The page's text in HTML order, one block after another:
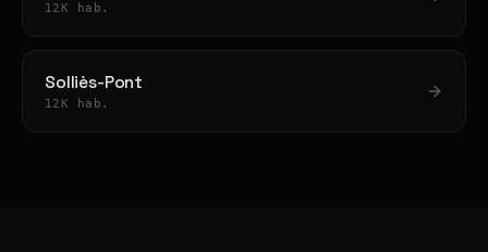
12K hab.
Solliès-Pont
12K hab.